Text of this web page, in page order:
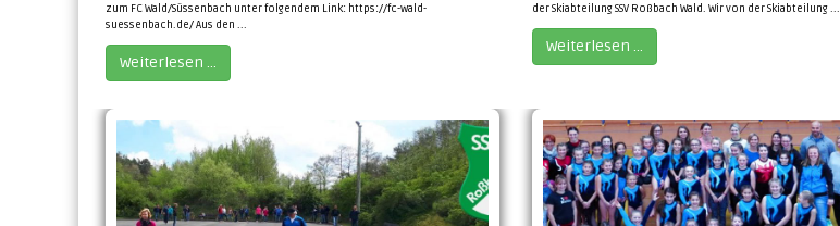
zum FC Wald/Süssenbach unter folgendem Link: https://fc-wald-
suessenbach.de/ Aus den ...
Weiterlesen …
der Skiabteilung SSV Roßbach Wald. Wir von der Skiabteilung ...
Weiterlesen …